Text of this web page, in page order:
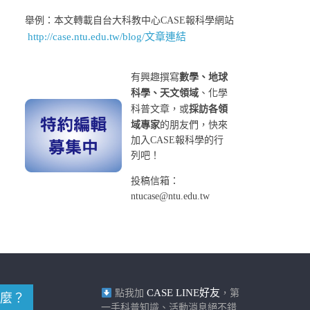
舉例：本文轉載自台大科教中心CASE報科學網站
http://case.ntu.edu.tw/blog/文章連結
有興趣撰寫數學、地球
科學、天文領域 、化學
科普文章，或採訪各領
域專家的朋友們，快來
加入CASE報科學的行
列吧！
投稿信箱：
ntucase@ntu.edu.tw
？ 點我加 CASE LINE好友 ，第
一手科普知識、活動消息絕不錯